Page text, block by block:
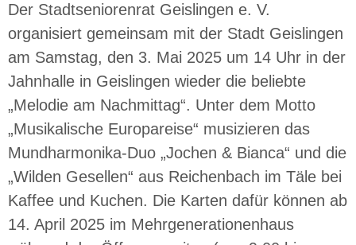
Der Stadtseniorenrat Geislingen e. V.
organisiert gemeinsam mit der Stadt Geislingen
am Samstag, den 3. Mai 2025 um 14 Uhr in der
Jahnhalle in Geislingen wieder die beliebte
„Melodie am Nachmittag“. Unter dem Motto
„Musikalische Europareise“ musizieren das
Mundharmonika-Duo „Jochen & Bianca“ und die
„Wilden Gesellen“ aus Reichenbach im Täle bei
Kaffee und Kuchen. Die Karten dafür können ab
14. April 2025 im Mehrgenerationenhaus